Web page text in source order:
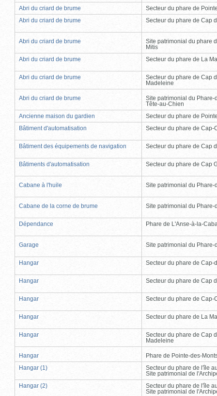
Abri du criard de brume
Secteur du phare de
Abri du criard de brume
Secteur du phare de Cap
Abri du criard de brume
Site patrimonial du phare
Mitis
Abri du criard de brume
Secteur du phare de La
Abri du criard de brume
Secteur du phare de Cap
Madeleine
Abri du criard de brume
Site patrimonial du Phare-
Tête-au-Chien
Ancienne maison du gardien
Secteur du phare de
Bâtiment d'automatisation
Secteur du phare de Cap-
Bâtiment des équipements de navigation Secteur du phare de Cap
Bâtiments d'automatisation Secteur du phare de Cap
Cabane à l'huile Site patrimonial du Phare-
Cabane de la corne de brume Site patrimonial du Phare-
Dépendance Phare de L'Anse-à-la-
Garage Site patrimonial du Phare-
Hangar Secteur du phare de Cap-
Hangar Secteur du phare de Cap
Hangar Secteur du phare de Cap-
Hangar Secteur du phare de La
Hangar
Secteur du phare de Cap
Madeleine
Hangar
Phare de Pointe-des-
Hangar (1)
Secteur du phare de l'île
Site patrimonial de
Hangar (2)
Secteur du phare de l'île
Site patrimonial de